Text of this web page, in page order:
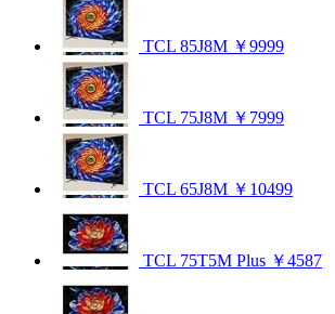
TCL 85J8M ￥9999
TCL 75J8M ￥7999
TCL 65J8M ￥10499
TCL 75T5M Plus ￥4587